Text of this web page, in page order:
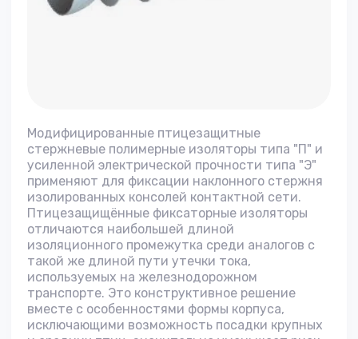
Модифицированные птицезащитные
стержневые полимерные изоляторы типа "П" и
усиленной электрической прочности типа "Э"
применяют для фиксации наклонного стержня
изолированных консолей контактной сети.
Птицезащищённые фиксаторные изоляторы
отличаются наибольшей длиной
изоляционного промежутка среди аналогов с
такой же длиной пути утечки тока,
используемых на железнодорожном
транспорте. Это конструктивное решение
вместе с особенностями формы корпуса,
исключающими возможность посадки крупных